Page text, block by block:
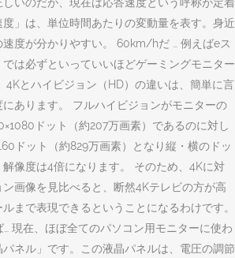
」は、単位時間あたりの変動量を表す。身近
度が分かりやすい。 60km/hだ … 例えばeス
は必ずといっていいほどゲーミングモニター
4Kとハイビジョン（HD）の違いは、簡単に言
あります。 フルハイビジョンがモニターの
ドット（約207万画素）であるのに対し
ドット（約829万画素）となり縦・横のドッ
解像度は4倍になります。 そのため、4Kに対
画像を見比べると、断然4Kテレビの方が高
まで表現できるということになるわけです。
… 現在、ほぼ全てのパソコン用モニターに使わ
ネル」です。この液晶パネルは、電圧の調節